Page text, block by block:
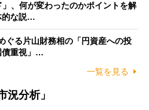
、何が変わったのかポイントを解
的な説…
ぐる片山財務相の「円資産への投
債重視」…
一覧を見る
況分析」